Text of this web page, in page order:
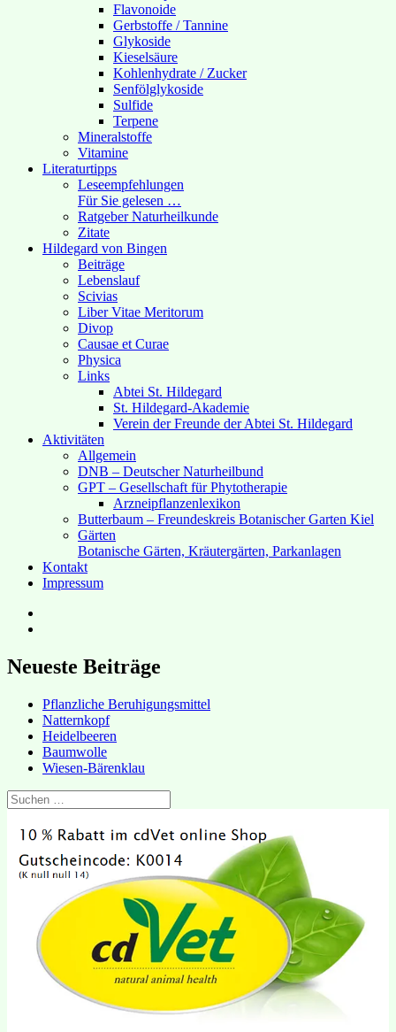
Flavonoide
Gerbstoffe / Tannine
Glykoside
Kieselsäure
Kohlenhydrate / Zucker
Senfölglykoside
Sulfide
Terpene
Mineralstoffe
Vitamine
Literaturtipps
Leseempfehlungen
Für Sie gelesen …
Ratgeber Naturheilkunde
Zitate
Hildegard von Bingen
Beiträge
Lebenslauf
Scivias
Liber Vitae Meritorum
Divop
Causae et Curae
Physica
Links
Abtei St. Hildegard
St. Hildegard-Akademie
Verein der Freunde der Abtei St. Hildegard
Aktivitäten
Allgemein
DNB – Deutscher Naturheilbund
GPT – Gesellschaft für Phytotherapie
Arzneipflanzenlexikon
Butterbaum – Freundeskreis Botanischer Garten Kiel
Gärten
Botanische Gärten, Kräutergärten, Parkanlagen
Kontakt
Impressum
Instagram
Neueste Beiträge
Pflanzliche Beruhigungsmittel
Natternkopf
Heidelbeeren
Baumwolle
Wiesen-Bärenklau
Suchen
nach: